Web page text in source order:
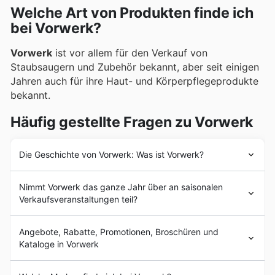
finden, oft begleitet von attraktiven Sonderangeboten
und exklusiven Aktionen, die das Einkaufserlebnis
Welche Art von Produkten finde ich
bei Vorwerk?
Vorwerk ist vor allem für den Verkauf von
Staubsaugern und Zubehör bekannt, aber seit einigen
Jahren auch für ihre Haut- und Körperpflegeprodukte
bekannt.
Häufig gestellte Fragen zu Vorwerk
Die Geschichte von Vorwerk: Was ist Vorwerk?
von den Brüdern Carl (1847–1907) und Adolf Vorwerk
gegründet. Noch im selben Jahr trennten sich die
Brüder wieder und Carl Vorwerk führte das
Unternehmen weiter. Die Firma stellte zunächst
hochwertige Teppiche und Polsterstoffe her, später
auch die Webstühle, die sie herstellten – zunächst unter
Nimmt Vorwerk das ganze Jahr über an saisonalen
Verkaufsveranstaltungen teil?
Verkaufsaktionen im Laufe des Jahres teil. Um die
bestenVorwerk Angebote Deutschland
es ratsam, vor Ihrem Besuch unsere aktuellenVorwerk
Prospekte und wöchentlichen Angebote
Angebote, Rabatte, Promotionen, Broschüren und
Kataloge in Vorwerk